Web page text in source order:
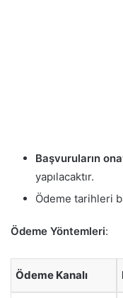
Başvuruların
yapılacaktır.
Ödeme tarihleri
Ödeme Yöntemleri:
Ödeme Kanalı